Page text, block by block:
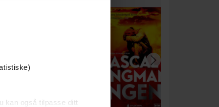
kan også tilpasse ditt